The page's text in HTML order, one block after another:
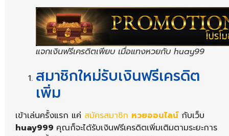
แจกเงินฟรีเครดิตเพียบ เมื่อแทงหวยกับ huay99
สมาชิกใหม่รับเงินฟรีเครดิต
เพิ่ม
เข้าเล่นครั้งแรก แค่ สมัครสมาชิก หวยออนไลน์กับเว็บ
huay999 คุณก็จะได้รับเงินฟรีเครดิตเพิ่มเติมตามระยะการ